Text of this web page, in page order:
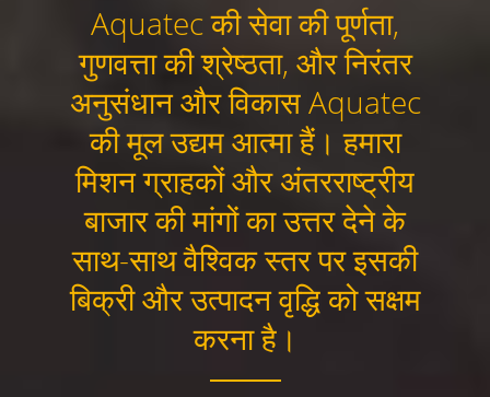
Aquatec की सेवा की पूर्णता,
गुणवत्ता की श्रेष्ठता, और निरंतर
अनुसंधान और विकास Aquatec
की मूल उद्यम आत्मा हैं। हमारा
मिशन ग्राहकों और अंतरराष्ट्रीय
बाजार की मांगों का उत्तर देने के
साथ-साथ वैश्विक स्तर पर इसकी
बिक्री और उत्पादन वृद्धि को सक्षम
करना है।